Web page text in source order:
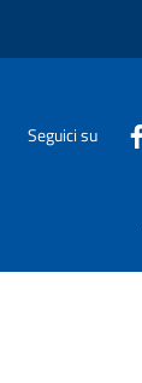
Seguici su